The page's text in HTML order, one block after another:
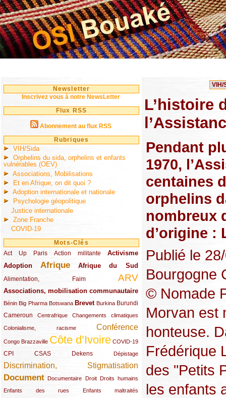
Newsletter
Inscrivez vous à notre NewsLetter
Flux RSS
Abonnement au flux RSS
Rubriques
VIH/Sida
Orphelins du sida, orphelins et enfants
vulnérables (OEV)
Associations, Mobilisations
Et en Afrique, on dit quoi ?
Adoption internationale et nationale
Psychologie géopolitique
Justice internationale
Zone Franche
COVID-19
Mots-Clés
Act Up Paris
(49/289) Action militante
(32/289) Activisme
(73/289)
Adoption
(82/289) Afrique
(161/289) Afrique du Sud
(73/289)
Alimentation, Faim
(48/289) ARV
(203/289)
Associations, mobilisation communautaire
(65/289)
Bénin
(13/289)Big Pharma
(16/289) Botswana
(9/289) Brevet
(83/289) Burkina
(18/289) Burundi
(30/289)
Cameroun
(47/289) Centrafrique
(23/289) Changements climatiques
(10/289)
Colonialisme, racisme
(19/289) Conférence
(118/289)
Congo Brazzaville
(24/289) Côte d’Ivoire
(263/289) COVID-19
(13/289)
CPI
(48/289) CSAS
(32/289) Dekens
(29/289) Dépistage
(19/289)
Discrimination, Stigmatisation
(131/289)
Document
(145/289) Documentaire
(9/289) Droit
(20/289) Droits humains
(22/289)
Enfants des rues
(21/289) Enfants maltraités
(10/289)
L’histoire
Pendant
1970,
centaines
orphelins
nombreux
d’origine :
Publié le
Bourgogne
© Nomade
Morvan est
honteuse.
Frédérique
des "Petits
les enfants